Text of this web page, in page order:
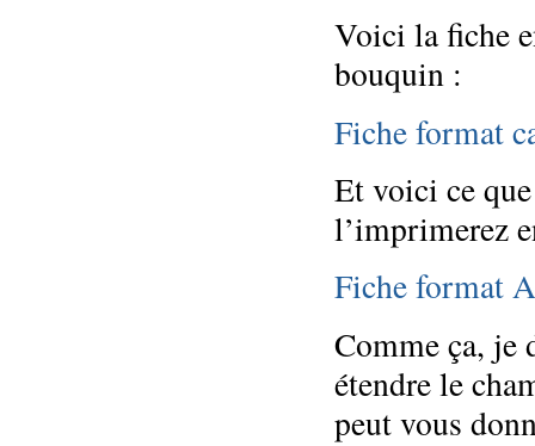
Voici la fiche
bouquin :
Fiche format
Et voici ce
l’imprimerez
Fiche format
Comme ça, je
étendre le
peut vous